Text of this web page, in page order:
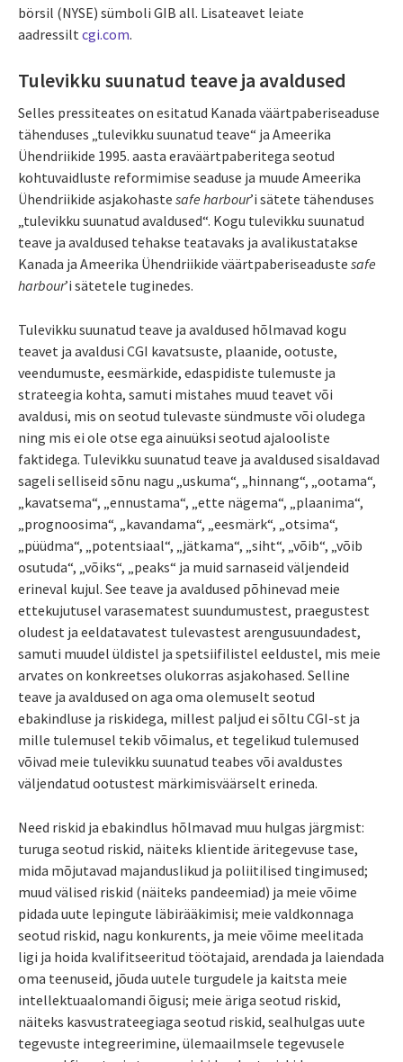
börsil (NYSE) sümboli GIB all. Lisateavet leiate
aadressiltcgi.com.
Tulevikku suunatud teave ja avaldused
Selles pressiteates on esitatud Kanada väärtpaberiseaduse
tähenduses „tulevikku suunatud teave“ ja Ameerika
Ühendriikide 1995. aasta eraväärtpaberitega seotud
kohtuvaidluste reformimise seaduse ja muude Ameerika
Ühendriikide asjakohaste safe harbour’i sätete tähenduses
„tulevikku suunatud avaldused“. Kogu tulevikku suunatud
teave ja avaldused tehakse teatavaks ja avalikustatakse
Kanada ja Ameerika Ühendriikide väärtpaberiseaduste safe
harbour’i sätetele tuginedes.
Tulevikku suunatud teave ja avaldused hõlmavad kogu
teavet ja avaldusi CGI kavatsuste, plaanide, ootuste,
veendumuste, eesmärkide, edaspidiste tulemuste ja
strateegia kohta, samuti mistahes muud teavet või
avaldusi, mis on seotud tulevaste sündmuste või oludega
ning mis ei ole otse ega ainuüksi seotud ajalooliste
faktidega. Tulevikku suunatud teave ja avaldused sisaldavad
sageli selliseid sõnu nagu „uskuma“, „hinnang“, „ootama“,
„kavatsema“, „ennustama“, „ette nägema“, „plaanima“,
„prognoosima“, „kavandama“, „eesmärk“, „otsima“,
„püüdma“, „potentsiaal“, „jätkama“, „siht“, „võib“, „võib
osutuda“, „võiks“, „peaks“ ja muid sarnaseid väljendeid
erineval kujul. See teave ja avaldused põhinevad meie
ettekujutusel varasematest suundumustest, praegustest
oludest ja eeldatavatest tulevastest arengusuundadest,
samuti muudel üldistel ja spetsiifilistel eeldustel, mis meie
arvates on konkreetses olukorras asjakohased. Selline
teave ja avaldused on aga oma olemuselt seotud
ebakindluse ja riskidega, millest paljud ei sõltu CGI-st ja
mille tulemusel tekib võimalus, et tegelikud tulemused
võivad meie tulevikku suunatud teabes või avaldustes
väljendatud ootustest märkimisväärselt erineda.
Need riskid ja ebakindlus hõlmavad muu hulgas järgmist:
turuga seotud riskid, näiteks klientide äritegevuse tase,
mida mõjutavad majanduslikud ja poliitilised tingimused;
muud välised riskid (näiteks pandeemiad) ja meie võime
pidada uute lepingute läbirääkimisi; meie valdkonnaga
seotud riskid, nagu konkurents, ja meie võime meelitada
ligi ja hoida kvalifitseeritud töötajaid, arendada ja laiendada
oma teenuseid, jõuda uutele turgudele ja kaitsta meie
intellektuaalomandi õigusi; meie äriga seotud riskid,
näiteks kasvustrateegiaga seotud riskid, sealhulgas uute
tegevuste integreerimine, ülemaailmsele tegevusele